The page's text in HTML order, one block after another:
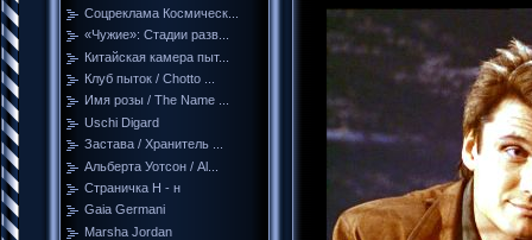
Соцреклама Космическ...
«Чужие»: Стадии разв...
Китайская камера пыт...
Клуб пыток / Chotto ...
Имя розы / The Name ...
Uschi Digard
Застава / Хранитель ...
Альберта Уотсон / Al...
Страничка Н - н
Gaia Germani
Marsha Jordan